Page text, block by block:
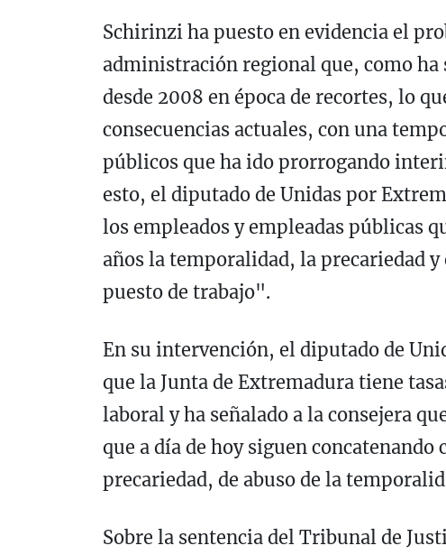
Schirinzi ha puesto en evidencia el
administración regional que, como ha
desde 2008 en época de recortes, lo
consecuencias actuales, con una
públicos que ha ido prorrogando
esto, el diputado de Unidas por
los empleados y empleadas públicas
años la temporalidad, la precariedad
puesto de trabajo".
En su intervención, el diputado de
que la Junta de Extremadura tiene
laboral y ha señalado a la consejera
que a día de hoy siguen
precariedad, de abuso de la
Sobre la sentencia del Tribunal de